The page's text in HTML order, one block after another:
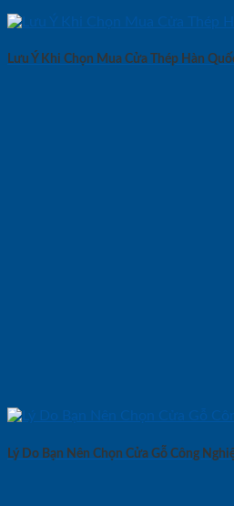
Lưu Ý Khi Chọn Mua Cửa Thép Hàn
Lý Do Bạn Nên Chọn Cửa Gỗ Công